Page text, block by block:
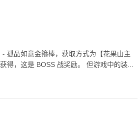
孤品如意金箍棒，获取方式为【花果山主
得，这是 BOSS 战奖励。 但游戏中的装...